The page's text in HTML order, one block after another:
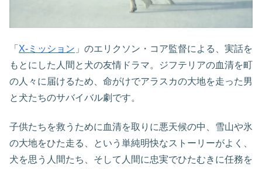
「 X-ミッション 」のエリクソン・コア監督による、実話を
もとにした人間と犬の友情ドラマ。ジフテリアの血清を町
の人々に届けるため、命がけでアラスカの大地を走った男
と犬たちのサバイバル劇です。
子供たちを救うために血清を取りに悪天候の中、雪山や氷
の大地をひた走る、という単純明快なストーリーがよく、
犬を思う人間たち、そして人間に忠実でひたむきに任務を